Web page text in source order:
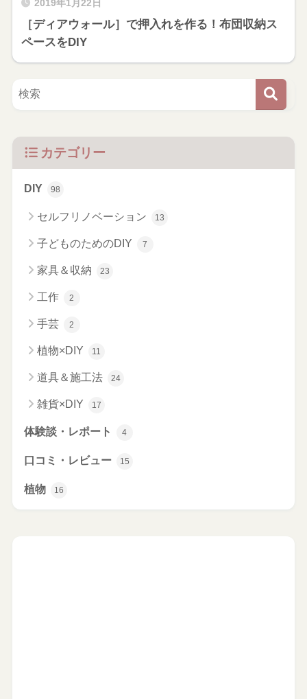
2019年1月22日
［ディアウォール］で押入れを作る！布団収納ス
ペースをDIY
カテゴリー
DIY 98
セルフリノベーション 13
子どものためのDIY 7
家具＆収納 23
工作 2
手芸 2
植物×DIY 11
道具＆施工法 24
雑貨×DIY 17
体験談・レポート 4
口コミ・レビュー 15
植物 16